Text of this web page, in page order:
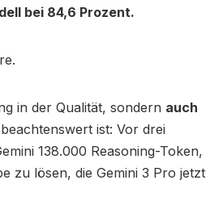
bei 84,6 Prozent.
in der Qualität, sondern auch
ist: Vor drei
138.000 Reasoning-Token,
zu lösen, die Gemini 3 Pro jetzt